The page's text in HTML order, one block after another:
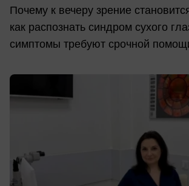
Почему к вечеру зрение
как распознать синдром сухого
симптомы требуют срочной